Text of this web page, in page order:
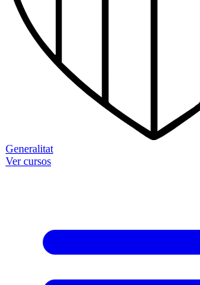
Generalitat
Ver cursos